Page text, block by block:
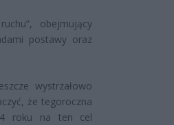
obejmujący
postawy oraz
wystrzałowo
że tegoroczna
roku na ten cel